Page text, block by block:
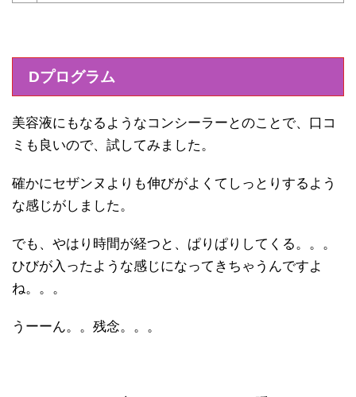
Dプログラム
美容液にもなるようなコンシーラーとのことで、口コ
ミも良いので、試してみました。
確かにセザンヌよりも伸びがよくてしっとりするよう
な感じがしました。
でも、やはり時間が経つと、ぱりぱりしてくる。。。
ひびが入ったような感じになってきちゃうんですよ
ね。。。
うーーん。。残念。。。